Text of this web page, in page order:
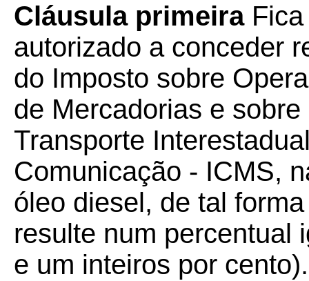
Cláusula primeira
autorizado a conceder
do Imposto sobre
de Mercadorias e
Transporte
Comunicação - ICMS,
óleo diesel, de tal
resulte num percentual
e um inteiros por cento).